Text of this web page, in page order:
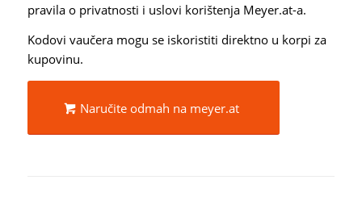
pravila o privatnosti i uslovi korištenja Meyer.at-a.
Kodovi vaučera mogu se iskoristiti direktno u korpi za
kupovinu.
Naručite odmah na meyer.at